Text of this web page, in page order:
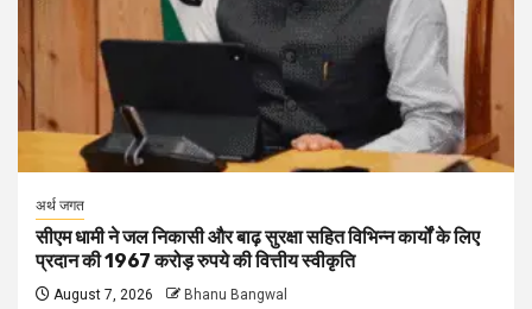
अर्थ जगत
सीएम धामी ने जल निकासी और बाढ़ सुरक्षा सहित विभिन्न कार्यों के लिए
प्रदान की 1967 करोड़ रुपये की वित्तीय स्वीकृति
August 7, 2026 Bhanu Bangwal